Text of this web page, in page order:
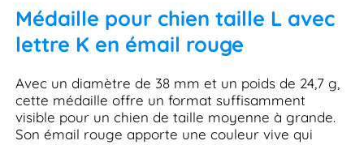
Médaille pour chien taille L avec
lettre K en émail rouge
Avec un diamètre de 38 mm et un poids de 24,7 g,
cette médaille offre un format suffisamment
visible pour un chien de taille moyenne à grande.
Son émail rouge apporte une couleur vive qui